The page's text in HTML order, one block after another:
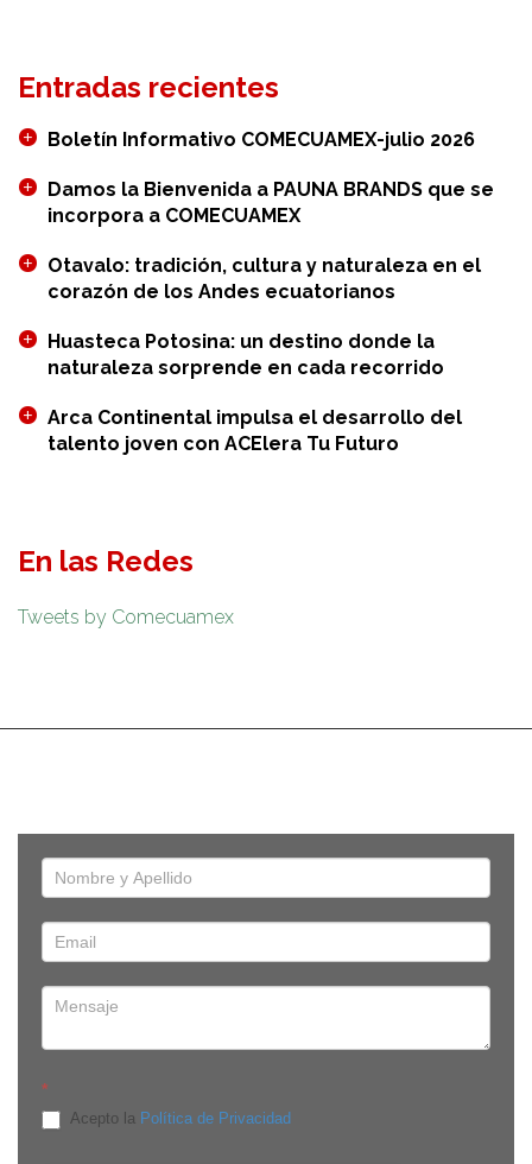
Entradas recientes
Boletín Informativo COMECUAMEX-julio 2026
Damos la Bienvenida a PAUNA BRANDS que se
incorpora a COMECUAMEX
Otavalo: tradición, cultura y naturaleza en el
corazón de los Andes ecuatorianos
Huasteca Potosina: un destino donde la
naturaleza sorprende en cada recorrido
Arca Continental impulsa el desarrollo del
talento joven con ACElera Tu Futuro
En las Redes
Tweets by Comecuamex
*
Acepto la Política de Privacidad